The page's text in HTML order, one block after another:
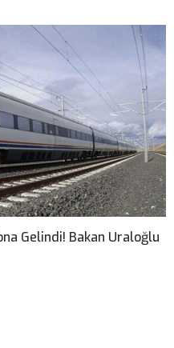
Gelindi! Bakan Uraloğlu